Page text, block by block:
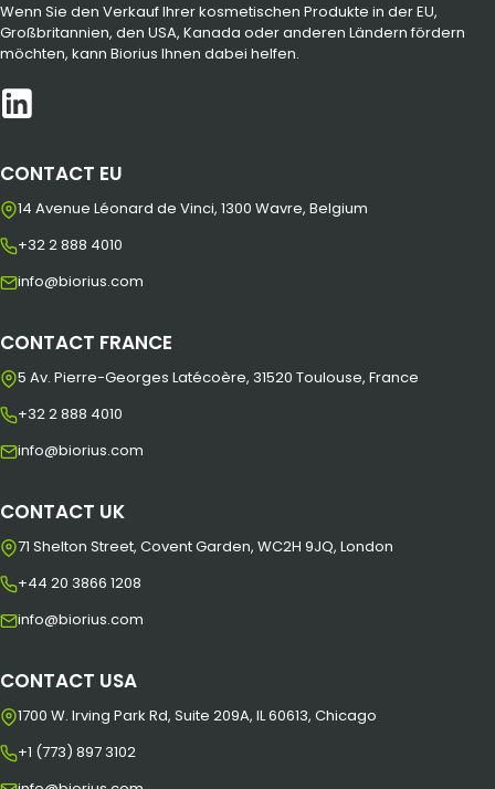
Wenn Sie den Verkauf Ihrer kosmetischen Produkte in der EU,
Großbritannien, den USA, Kanada oder anderen Ländern fördern
möchten, kann Biorius Ihnen dabei helfen.
CONTACT EU
14 Avenue Léonard de Vinci, 1300 Wavre, Belgium
+32 2 888 4010
info@biorius.com
CONTACT FRANCE
5 Av. Pierre-Georges Latécoère, 31520 Toulouse, France
+32 2 888 4010
info@biorius.com
CONTACT UK
71 Shelton Street, Covent Garden, WC2H 9JQ, London
+44 20 3866 1208
info@biorius.com
CONTACT USA
1700 W. Irving Park Rd, Suite 209A, IL 60613, Chicago
+1 (773) 897 3102